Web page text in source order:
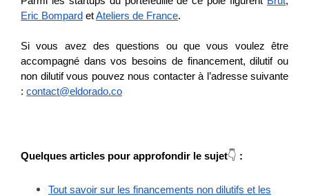
Eric Bompard etAteliers de France.
Si vous avez des questions ou que vous voulez être
accompagné dans vos besoins de financement, dilutif ou
non dilutif vous pouvez nous contacter à l’adresse suivante
: contact@eldorado.co
Quelques articles pour approfondir le sujet👇 :
Tout savoir sur les financements non dilutifs et les